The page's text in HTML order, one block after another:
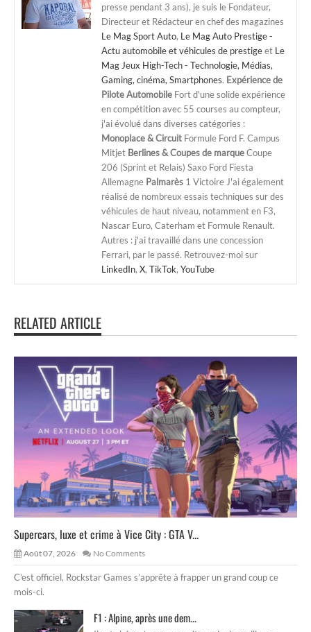
presse pendant 3 ans), je suis le Fondateur,
Directeur et Rédacteur en chef des magazines
Le Mag Sport Auto, Le Mag Auto Prestige -
Actu automobile et véhicules de prestigeet Le
Mag Jeux High-Tech - Technologie, Médias,
Gaming, cinéma, Smartphones. Expérience de
Pilote Automobile Fort d'une solide expérience
en compétition avec 55 courses au compteur,
j'ai évolué dans diverses catégories :
Monoplace & Circuit Formule Ford F. Campus
Mitjet Berlines & Coupes de marqueCoupe
206 (Sprint et Relais) Saxo Ford Fiesta
Allemagne Palmarès 1 Victoire J'ai également
réalisé de nombreux essais techniques sur des
véhicules de haut niveau, notamment en F3,
Nascar Euro, Caterham et Formule Renault.
Autres : j'ai travaillé dans une concession
Ferrari, par le passé. Retrouvez-moi sur
LinkedIn, X, TikTok, YouTube
RELATED ARTICLE
Supercars, luxe et crime à Vice City : GTA V...
Août 07, 2026 No Comments
C’est officiel, Rockstar Games s’apprête à frapper un grand coup ce
mois-ci.
F1 : Alpine, après une dem...